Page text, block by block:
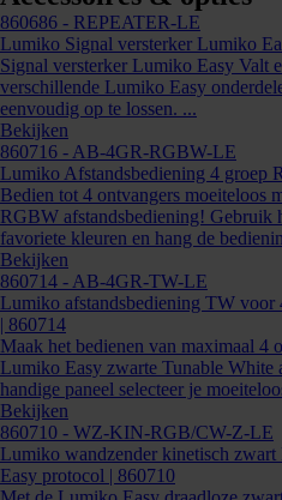
860686 - REPEATER-LE
Lumiko Signal versterker Lumiko
Signal versterker Lumiko Easy Valt
verschillende Lumiko Easy
eenvoudig op te lossen. ...
Bekijken
860716 - AB-4GR-RGBW-LE
Lumiko Afstandsbediening 4 groep
Bedien tot 4 ontvangers moeiteloos
RGBW afstandsbediening! Gebruik
favoriete kleuren en hang de
Bekijken
860714 - AB-4GR-TW-LE
Lumiko afstandsbediening TW
| 860714
Maak het bedienen van maximaal 4
Lumiko Easy zwarte Tunable White
handige paneel selecteer je
Bekijken
860710 - WZ-KIN-RGB/CW-Z-LE
Lumiko wandzender kinetisch
Easy protocol | 860710